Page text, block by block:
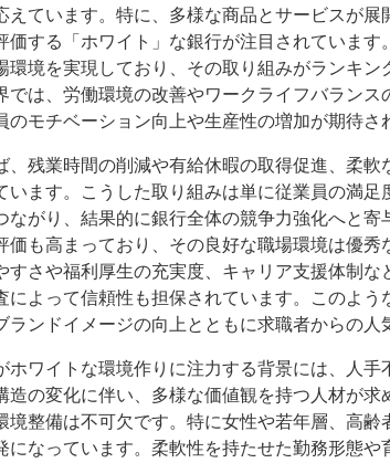
えています。特に、多様な商品とサービスが
価する「ホワイト」な銀行が注目されていま
環境を実現しており、その取り組みがランキ
では、労働環境の改善やワークライフバラン
のモチベーション向上や生産性の増加が期待さ
、残業時間の削減や有給休暇の取得促進、柔
います。こうした取り組みは単に従業員の満
ながり、結果的に銀行全体の競争力強化へと
価も高まっており、その良好な職場環境は優
すさや福利厚生の充実度、キャリア支援体制
によって信頼性も担保されています。このよう
ランドイメージの向上とともに求職者からの人
ホワイトな環境作りに注力する背景には、人
造の変化に伴い、多様な価値観を持つ人材が
境整備は不可欠です。特に女性や若年層、高
になっています。柔軟性を持たせた勤務形態